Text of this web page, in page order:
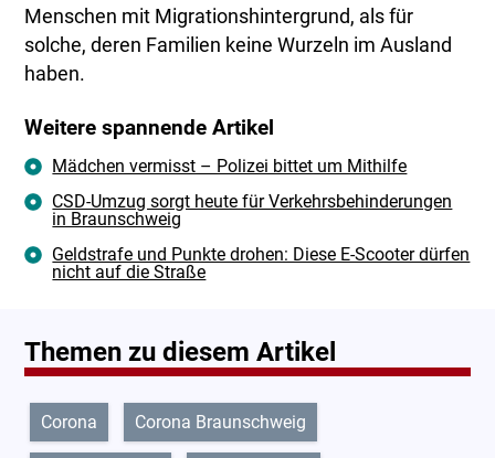
Menschen mit Migrationshintergrund, als für
solche, deren Familien keine Wurzeln im Ausland
haben.
Weitere spannende Artikel
Mädchen vermisst – Polizei bittet um Mithilfe
CSD-Umzug sorgt heute für Verkehrsbehinderungen
in Braunschweig
Geldstrafe und Punkte drohen: Diese E-Scooter dürfen
nicht auf die Straße
Themen zu diesem Artikel
Corona Corona Braunschweig